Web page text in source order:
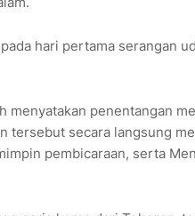
hari pertama serangan
penentangan
tersebut secara langsung
pembicaraan, serta